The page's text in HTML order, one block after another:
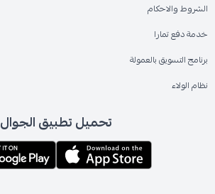
الشروط والاحكام
خدمة دفع تمارا
برنامج التسويق بالعمولة
نظام الولاء
تحميل تطبيق الجوال